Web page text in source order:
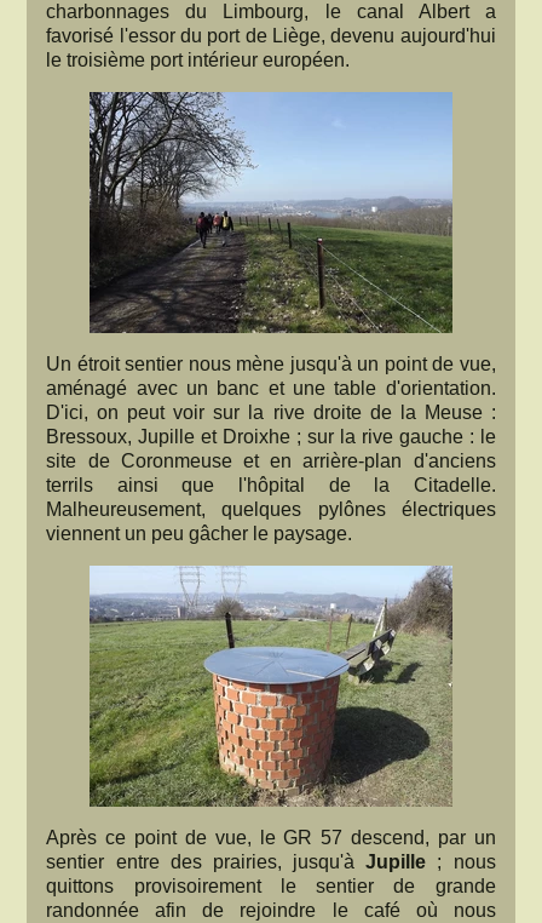
charbonnages du Limbourg, le canal Albert a
favorisé l'essor du port de Liège, devenu aujourd'hui
le troisième port intérieur européen.
Un étroit sentier nous mène jusqu'à un point de vue,
aménagé avec un banc et une table d'orientation.
D'ici, on peut voir sur la rive droite de la Meuse :
Bressoux, Jupille et Droixhe ; sur la rive gauche : le
site de Coronmeuse et en arrière-plan d'anciens
terrils ainsi que l'hôpital de la Citadelle.
Malheureusement, quelques pylônes électriques
viennent un peu gâcher le paysage.
Après ce point de vue, le GR 57 descend, par un
sentier entre des prairies, jusqu'àJupille ; nous
quittons provisoirement le sentier de grande
randonnée afin de rejoindre le café où nous